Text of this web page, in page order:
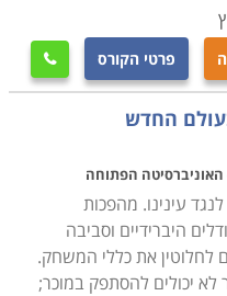
איתו ומיומנויות בתקווה
הארגון בשטח באמצעות
המוצעים עוסקים
נושאי משרה, מנהלים
עסקים.
זו: כלים לניהול
עסקים משפחתיים,
פרטי הקורס 
החדש
הפתוחה
עינינו. מהפכות
היברידיים וסביבה
לחלוטין את כללי המשחק.
לא יכולים להסתפק במוכר;